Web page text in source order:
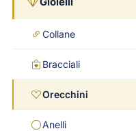
Collane
Bracciali
Orecchini
Anelli